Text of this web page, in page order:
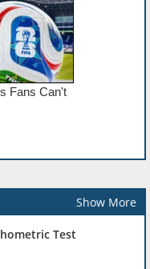
Show More
Test